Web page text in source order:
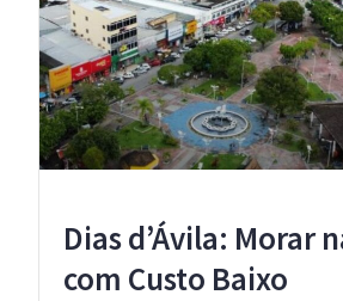
Dias d’Ávila: Morar
com Custo Baixo